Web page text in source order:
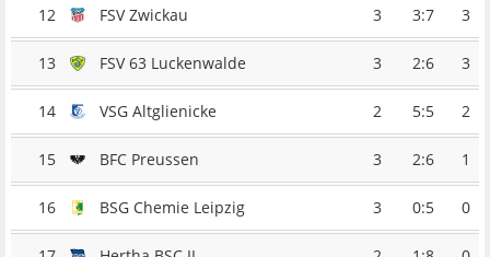
12 FSV Zwickau 3 3:7 3
13 FSV 63 Luckenwalde 3 2:6 3
14 VSG Altglienicke 2 5:5 2
15 BFC Preussen 3 2:6 1
16 BSG Chemie Leipzig 3 0:5 0